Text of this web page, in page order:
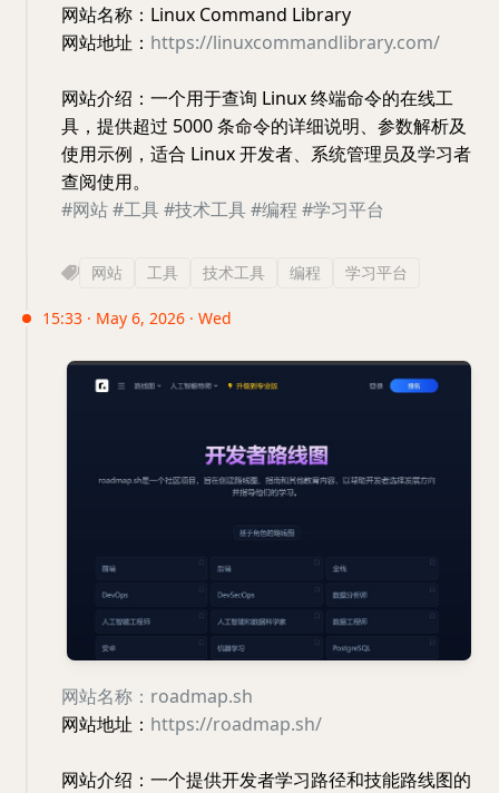
网站名称：Linux Command Library
网站地址： https://linuxcommandlibrary.com/
网站介绍：一个用于查询 Linux 终端命令的在线工
具，提供超过 5000 条命令的详细说明、参数解析及
使用示例，适合 Linux 开发者、系统管理员及学习者
查阅使用。
#网站#工具#技术工具#编程 #学习平台
网站 工具 技术工具 编程 学习平台
15:33 · May 6, 2026 · Wed
网站名称：roadmap.sh
网站地址： https://roadmap.sh/
网站介绍：一个提供开发者学习路径和技能路线图的